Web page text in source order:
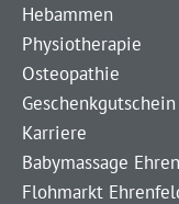
Hebammen
Physiotherapie
Osteopathie
Geschenkgutschein
Karriere
Babymassage
Flohmarkt